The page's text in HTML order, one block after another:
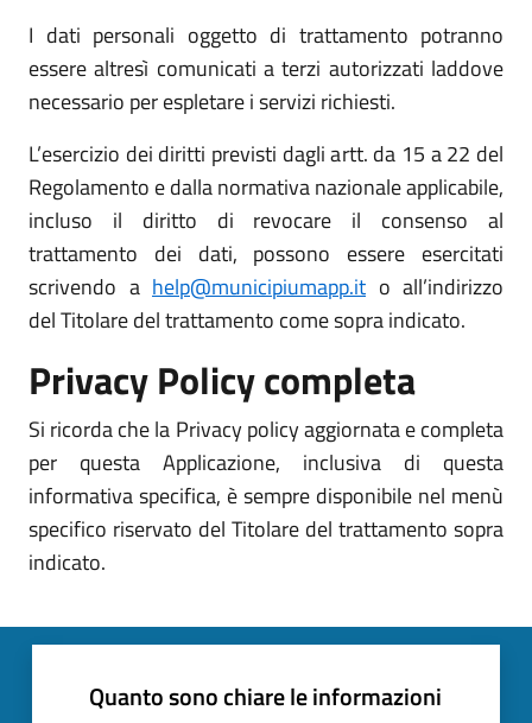
I dati personali oggetto di trattamento potranno
essere altresì comunicati a terzi autorizzati laddove
necessario per espletare i servizi richiesti.
L’esercizio dei diritti previsti dagli artt. da 15 a 22 del
Regolamento e dalla normativa nazionale applicabile,
incluso il diritto di revocare il consenso al
trattamento dei dati, possono essere esercitati
scrivendo a help@municipiumapp.it o all’indirizzo
del Titolare del trattamento come sopra indicato.
Privacy Policy completa
Si ricorda che la Privacy policy aggiornata e completa
per questa Applicazione, inclusiva di questa
informativa specifica, è sempre disponibile nel menù
specifico riservato del Titolare del trattamento sopra
indicato.
Quanto sono chiare le informazioni